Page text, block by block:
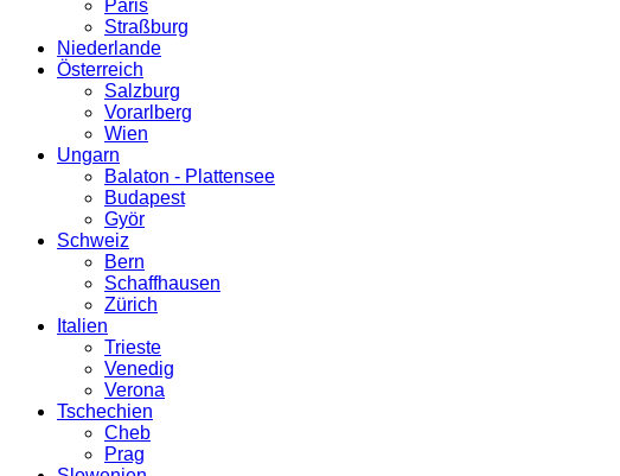
Paris
Straßburg
Niederlande
Österreich
Salzburg
Vorarlberg
Wien
Ungarn
Balaton - Plattensee
Budapest
Györ
Schweiz
Bern
Schaffhausen
Zürich
Italien
Trieste
Venedig
Verona
Tschechien
Cheb
Prag